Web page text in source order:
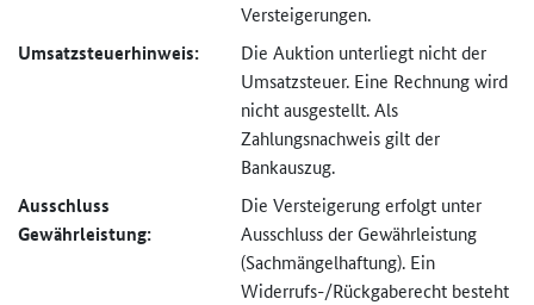
Versteigerungen.
Umsatzsteuer­hinweis:
Die Auktion unterliegt nicht der
Umsatzsteuer. Eine Rechnung wird
nicht ausgestellt. Als
Zahlungsnachweis gilt der
Bankauszug.
Ausschluss
Gewährleistung:
Die Versteigerung erfolgt unter
Ausschluss der Gewährleistung
(Sachmängel­haftung). Ein
Widerrufs-/Rückgaberecht besteht